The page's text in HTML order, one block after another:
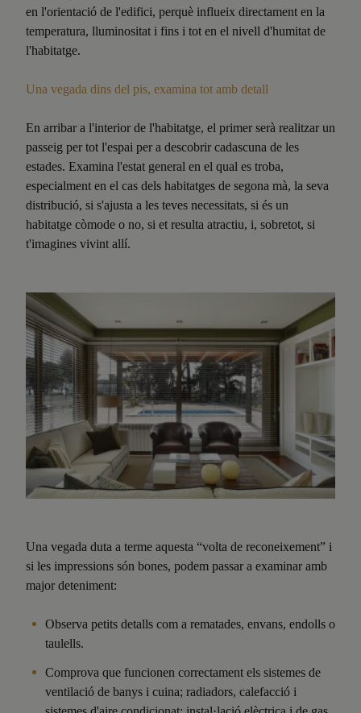
en l'orientació de l'edifici, perquè influeix directament en la
temperatura, lluminositat i fins i tot en el nivell d'humitat de
l'habitatge.
Una vegada dins del pis, examina tot amb detall
En arribar a l'interior de l'habitatge, el primer serà realitzar un
passeig per tot l'espai per a descobrir cadascuna de les
estades. Examina l'estat general en el qual es troba,
especialment en el cas dels habitatges de segona mà, la seva
distribució, si s'ajusta a les teves necessitats, si és un
habitatge còmode o no, si et resulta atractiu, i, sobretot, si
t'imagines vivint allí.
Una vegada duta a terme aquesta “volta de reconeixement” i
si les impressions són bones, podem passar a examinar amb
major deteniment:
Observa petits detalls com a rematades, envans, endolls o
taulells.
Comprova que funcionen correctament els sistemes de
ventilació de banys i cuina; radiadors, calefacció i